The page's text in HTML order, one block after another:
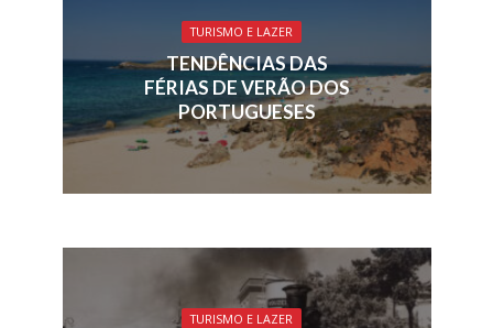
k
s
p
TURISMO E LAZER
TENDÊNCIAS DAS
FÉRIAS DE VERÃO DOS
PORTUGUESES
TURISMO E LAZER